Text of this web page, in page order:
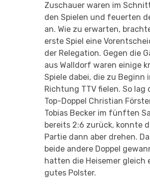
Zuschauer waren im
den Spielen und feuerten
an. Wie zu erwarten,
erste Spiel eine
der Relegation. Gegen die
aus Walldorf waren einige
Spiele dabei, die zu Beginn
Richtung TTV fielen. So lag
Top-Doppel Christian
Tobias Becker im fünften
bereits 2:6 zurück, konnte
Partie dann aber drehen.
beide andere Doppel
hatten die Heisemer gleich
gutes Polster.